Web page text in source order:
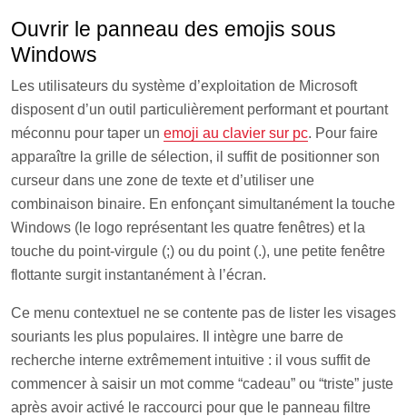
Ouvrir le panneau des emojis sous
Windows
Les utilisateurs du système d’exploitation de Microsoft
disposent d’un outil particulièrement performant et pourtant
méconnu pour taper un emoji au clavier sur pc. Pour faire
apparaître la grille de sélection, il suffit de positionner son
curseur dans une zone de texte et d’utiliser une
combinaison binaire. En enfonçant simultanément la touche
Windows (le logo représentant les quatre fenêtres) et la
touche du point-virgule (;) ou du point (.), une petite fenêtre
flottante surgit instantanément à l’écran.
Ce menu contextuel ne se contente pas de lister les visages
souriants les plus populaires. Il intègre une barre de
recherche interne extrêmement intuitive : il vous suffit de
commencer à saisir un mot comme “cadeau” ou “triste” juste
après avoir activé le raccourci pour que le panneau filtre